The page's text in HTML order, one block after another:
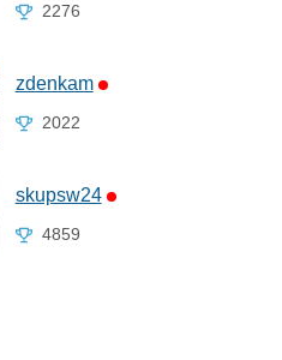
2276
zdenkam
2022
skupsw24
4859